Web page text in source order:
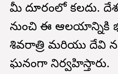
మీ దూరంలో కలదు.
నుంచి ఈ ఆలయాన్నికి
శివరాత్రి మరియు దేవి
ఘనంగా నిర్వహిస్తారు.